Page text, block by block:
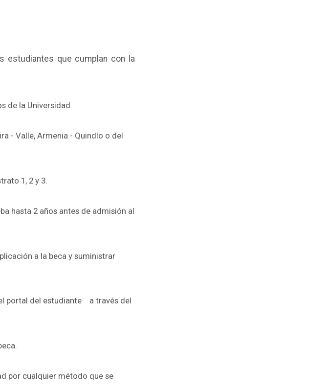
estudiantes que cumplan con la
de la Universidad.
- Valle, Armenia - Quindío o del
1, 2 y 3.
hasta 2 años antes de admisión al
a la beca y suministrar
portal del estudiante a través del
por cualquier método que se